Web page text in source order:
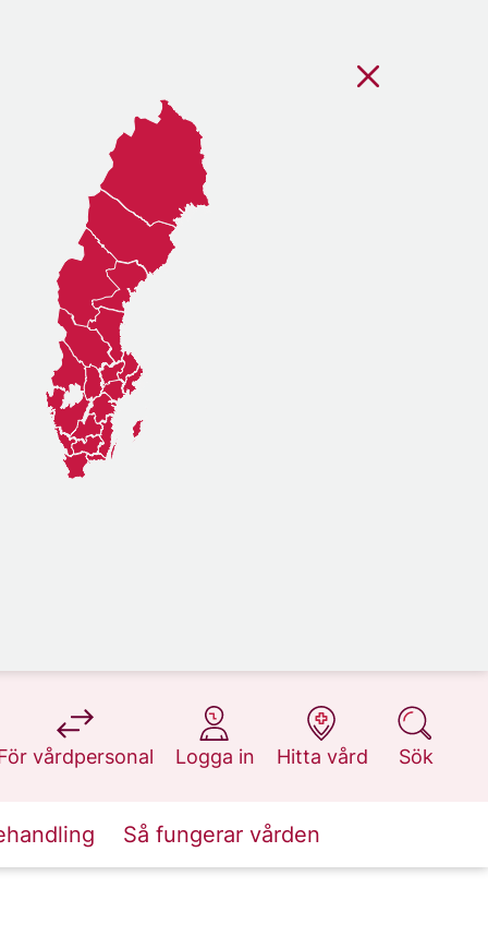
vårdpersonal
på 1177.se
Logga in
på 1177.se
Hitta vård
på 1177.se
Sök
på 1177.se
Så fungerar vården